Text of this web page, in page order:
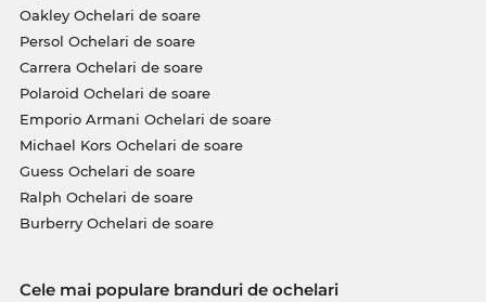
Oakley Ochelari de soare
Persol Ochelari de soare
Carrera Ochelari de soare
Polaroid Ochelari de soare
Emporio Armani Ochelari de soare
Michael Kors Ochelari de soare
Guess Ochelari de soare
Ralph Ochelari de soare
Burberry Ochelari de soare
Cele mai populare branduri de ochelari